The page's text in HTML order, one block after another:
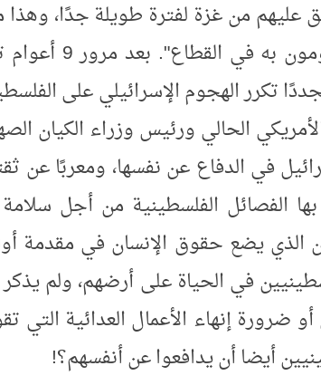
عليهم من غزة لفترة طويلة جدًا، وهذا
الإسرائيليين إلى اتخاذ الإجراء الذي
تكرر الهجوم الإسرائيلي على
الحالي ورئيس وزراء الكيان
في الدفاع عن نفسها، ومعربًا عن
بها الفصائل الفلسطينية من أجل
الذي يضع حقوق الإنسان في مقدمة
في الحياة على أرضهم، ولم يذكر
إنهاء الأعمال العدائية التي
أيضا أن يدافعوا عن أنفسهم؟!